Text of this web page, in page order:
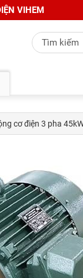
VIHEM
cơ điện 3 pha